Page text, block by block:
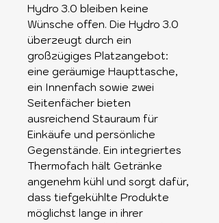
Hydro 3.0 bleiben keine
Wünsche offen. Die Hydro 3.0
überzeugt durch ein
großzügiges Platzangebot:
eine geräumige Haupttasche,
ein Innenfach sowie zwei
Seitenfächer bieten
ausreichend Stauraum für
Einkäufe und persönliche
Gegenstände. Ein integriertes
Thermofach hält Getränke
angenehm kühl und sorgt dafür,
dass tiefgekühlte Produkte
möglichst lange in ihrer